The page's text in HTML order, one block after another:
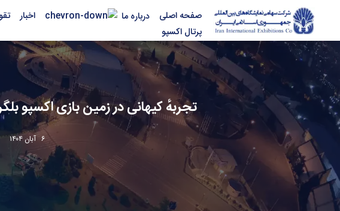
صفحه اصلی درباره ما اخبار
پرتال اکسپو
تجربهٔ کیهانی در زمین بازی اکسپو‌
۶ آبان ۱۴۰۴